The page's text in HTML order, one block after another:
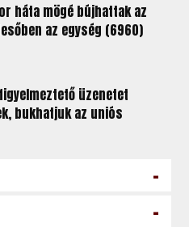
háta mögé bújhattak az
az egység (6960)
üzenetet
bukhatjuk az uniós
-
-